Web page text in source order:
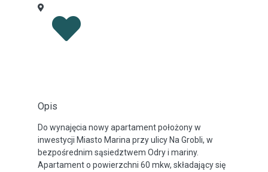
Opis
Do wynajęcia nowy apartament położony w
inwestycji Miasto Marina przy ulicy Na Grobli, w
bezpośrednim sąsiedztwem Odry i mariny.
Apartament o powierzchni 60 mkw, składający się